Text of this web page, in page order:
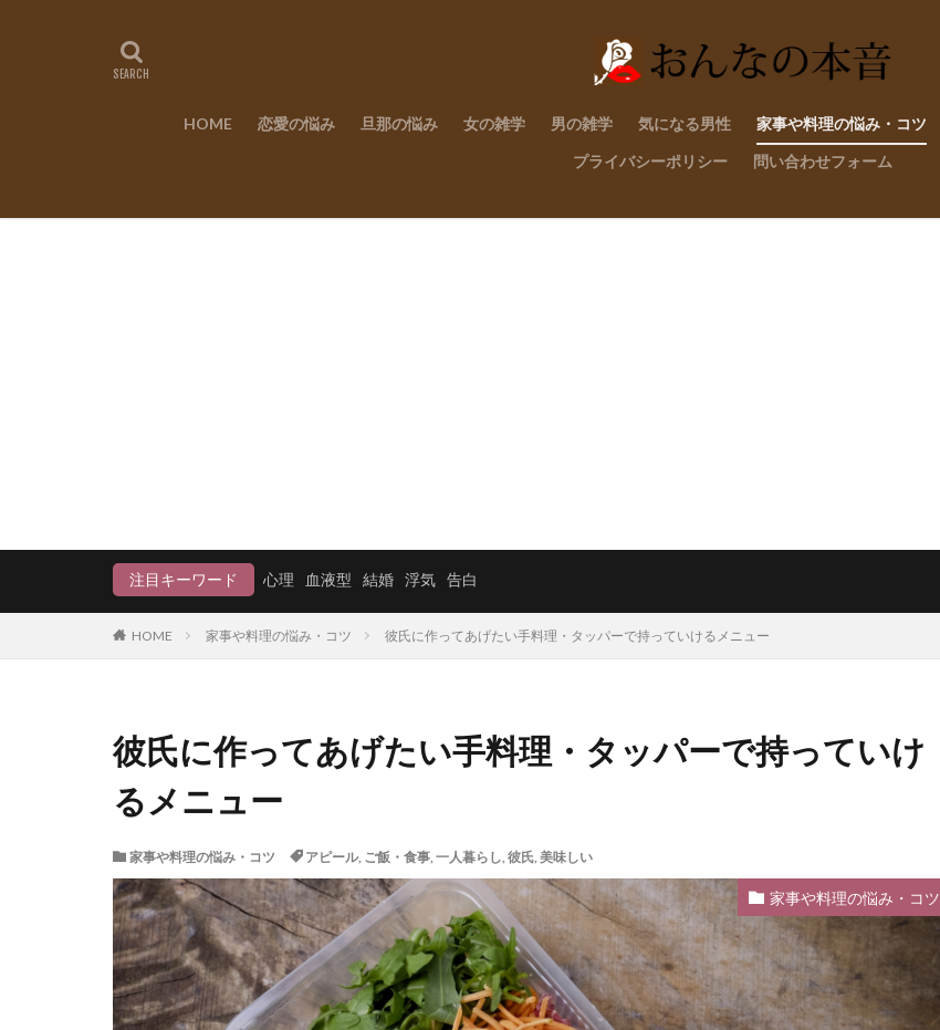
HOME 恋愛の悩み 旦那の悩み 女の雑学 男の雑学 気になる男性 家事や料理の悩み・コツ
プライバシーポリシー
問い合わせフォーム
注目キーワード 心理 血液型 結婚 浮気 告白
HOME 家事や料理の悩み・コツ 彼氏に作ってあげたい手料理・タッパーで持っていけるメニュー
彼氏に作ってあげたい手料理・タッパーで持っていけ
るメニュー
家事や料理の悩み・コツ アピール, ご飯・食事, 一人暮らし, 彼氏, 美味しい
家事や料理の悩み・コツ